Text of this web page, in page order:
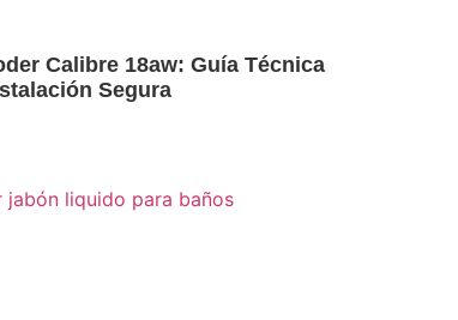
Calibre 18aw: Guía Técnica
Segura